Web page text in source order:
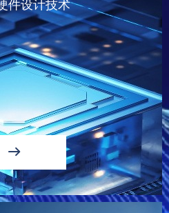
件设计技术
ꁹ